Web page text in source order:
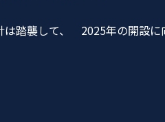
は踏襲して、 2025年の開設に